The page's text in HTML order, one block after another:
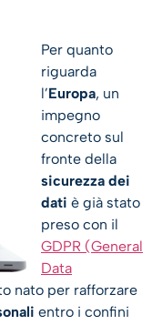
Per quanto
riguarda
l’Europa, un
impegno
concreto sul
fronte della
sicurezza dei
dati è già stato
preso con il
GDPR (General
Data
nato per rafforzare
entro i confini